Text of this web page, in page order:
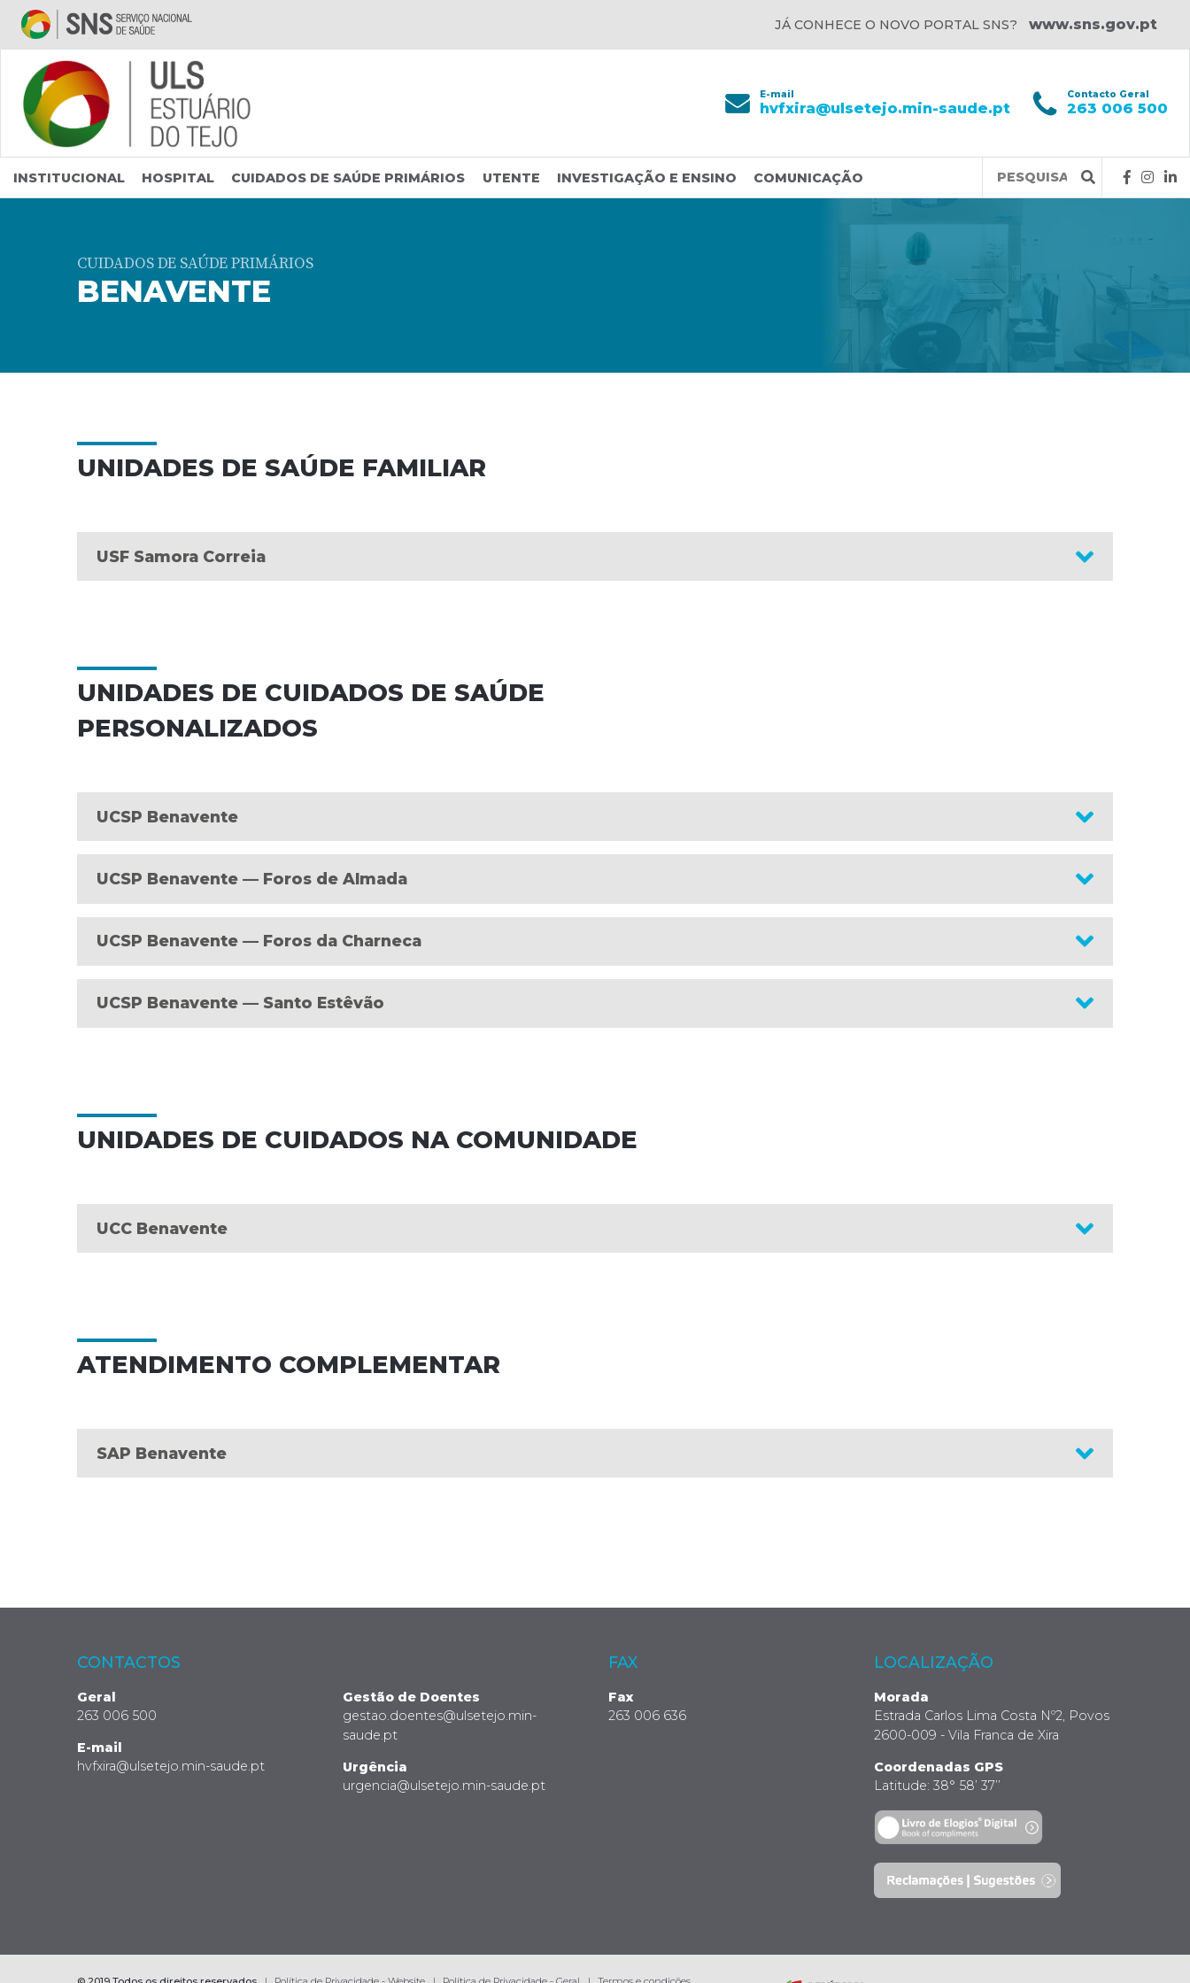
Saltar para conteúdo principal
JÁ CONHECE O NOVO PORTAL SNS? www.sns.gov.pt
E-mail
hvfxira@ulsetejo.min-saude.pt
Contacto Geral
263 006 500
INSTITUCIONAL HOSPITAL CUIDADOS DE SAÚDE PRIMÁRIOS UTENTE INVESTIGAÇÃO E ENSINO COMUNICAÇÃO
Query
CUIDADOS DE SAÚDE PRIMÁRIOS
BENAVENTE
UNIDADES DE SAÚDE FAMILIAR
USF Samora Correia
UNIDADES DE CUIDADOS DE SAÚDE
PERSONALIZADOS
UCSP Benavente
UCSP Benavente — Foros de Almada
UCSP Benavente — Foros da Charneca
UCSP Benavente — Santo Estêvão
UNIDADES DE CUIDADOS NA COMUNIDADE
UCC Benavente
ATENDIMENTO COMPLEMENTAR
SAP Benavente
CONTACTOS
Geral
263 006 500
E-mail
hvfxira@ulsetejo.min-saude.pt
Gestão de Doentes
gestao.doentes@ulsetejo.min-
saude.pt
Urgência
urgencia@ulsetejo.min-saude.pt
FAX
Fax
263 006 636
LOCALIZAÇÃO
Morada
Estrada Carlos Lima Costa Nº2, Povos
2600-009 - Vila Franca de Xira
Coordenadas GPS
Latitude: 38° 58’ 37’’